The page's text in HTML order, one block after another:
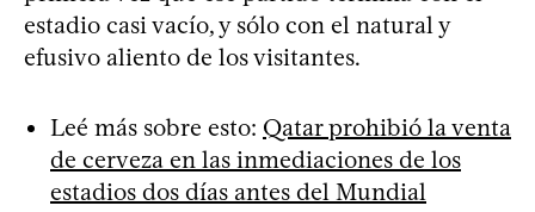
estadio casi vacío, y sólo con el natural y
efusivo aliento de los visitantes.
Leé más sobre esto: Qatar prohibió la venta
de cerveza en las inmediaciones de los
estadios dos días antes del Mundial